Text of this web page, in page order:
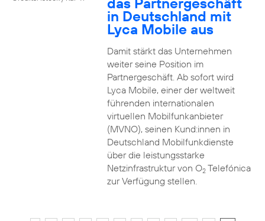
in Deutschland mit
Lyca Mobile aus
Damit stärkt das Unternehmen
weiter seine Position im
Partnergeschäft. Ab sofort wird
Lyca Mobile, einer der weltweit
führenden internationalen
virtuellen Mobilfunkanbieter
(MVNO), seinen Kund:innen in
Deutschland Mobilfunkdienste
über die leistungsstarke
Netzinfrastruktur von O2Telefónica
zur Verfügung stellen.